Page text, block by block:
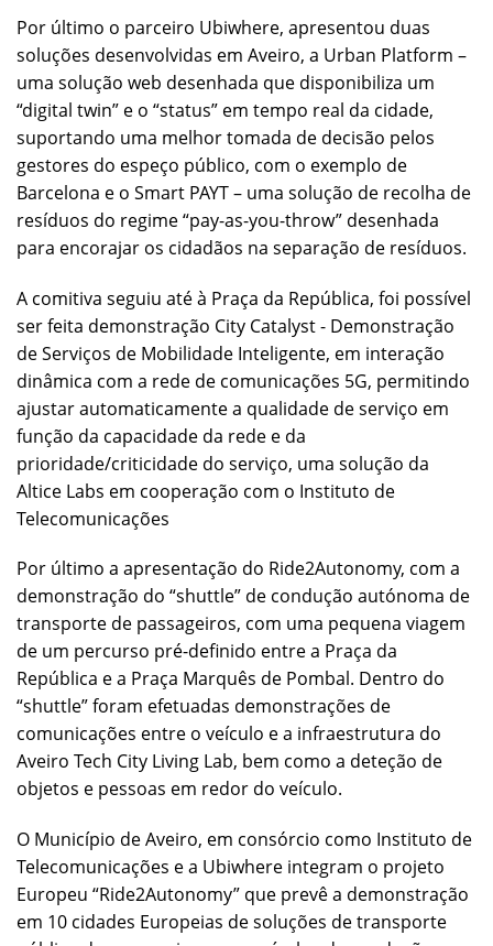
Por último o parceiro Ubiwhere, apresentou duas
soluções desenvolvidas em Aveiro, a Urban Platform –
uma solução web desenhada que disponibiliza um
“digital twin” e o “status” em tempo real da cidade,
suportando uma melhor tomada de decisão pelos
gestores do espeço público, com o exemplo de
Barcelona e o Smart PAYT – uma solução de recolha de
resíduos do regime “pay-as-you-throw” desenhada
para encorajar os cidadãos na separação de resíduos.
A comitiva seguiu até à Praça da República, foi possível
ser feita demonstração City Catalyst - Demonstração
de Serviços de Mobilidade Inteligente, em interação
dinâmica com a rede de comunicações 5G, permitindo
ajustar automaticamente a qualidade de serviço em
função da capacidade da rede e da
prioridade/criticidade do serviço, uma solução da
Altice Labs em cooperação com o Instituto de
Telecomunicações
Por último a apresentação do Ride2Autonomy, com a
demonstração do “shuttle” de condução autónoma de
transporte de passageiros, com uma pequena viagem
de um percurso pré-definido entre a Praça da
República e a Praça Marquês de Pombal. Dentro do
“shuttle” foram efetuadas demonstrações de
comunicações entre o veículo e a infraestrutura do
Aveiro Tech City Living Lab, bem como a deteção de
objetos e pessoas em redor do veículo.
O Município de Aveiro, em consórcio como Instituto de
Telecomunicações e a Ubiwhere integram o projeto
Europeu “Ride2Autonomy” que prevê a demonstração
em 10 cidades Europeias de soluções de transporte